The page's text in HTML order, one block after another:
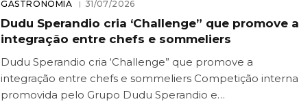
GASTRONOMIA 31/07/2026
Dudu Sperandio cria ‘Challenge” que promove a
integração entre chefs e sommeliers
Dudu Sperandio cria ‘Challenge” que promove a
integração entre chefs e sommeliers Competição interna
promovida pelo Grupo Dudu Sperandio e…